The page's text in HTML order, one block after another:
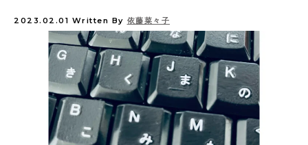
2023.02.01 Written By 依藤菜々子